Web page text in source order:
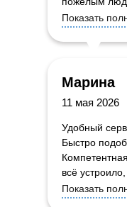
Показать
Марина
11 мая 2026
Удобный
Быстро
всё
Показать